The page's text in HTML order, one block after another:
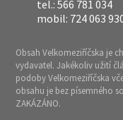
tel.: 566 781 034
mobil: 724 063
Obsah Velkomeziříčska je
vydavatel. Jakékoliv užití
podoby Velkomeziříčska
obsahu je bez písemného
ZAKÁZÁNO.